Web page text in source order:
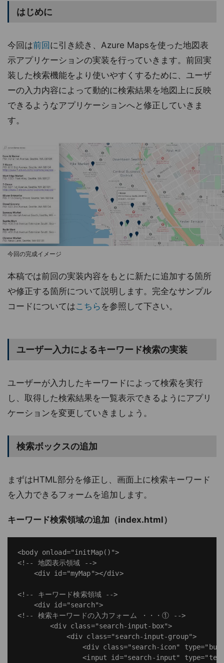
はじめに
今回は前回 に引き続き、Azure Mapsを使った地図表
示アプリケーションの実装を行っていきます。前回実
装した検索機能をより使いやすくするために、ユーザ
ーの入力内容によって動的に検索結果を地図上に反映
できるようなアプリケーションへと修正していきま
す。
今回の完成イメージ
本稿では前回の実装内容をもとに新たに追加する箇所
や修正する箇所について説明します。完全なサンプル
コードについてはこちら を参照して下さい。
ユーザー入力によるキーワード検索の実装
ユーザーが入力したキーワードによって検索を実行
し、取得した検索結果を一覧表示できるようにアプリ
ケーションを変更していきましょう。
検索ボックスの追加
まずはHTML部分を修正し、画面上に検索キーワード
を入力できるフォームを追加します。
キーワード検索領域の追加（index.html）
<body onload="initMap()">
<!-- 地図表示領域 -->
    <div id="myMap"></div>
<!-- キーワード検索領域 -->
    <div id="search">
<!-- 検索キーワードの入力フォーム ・・・① -->
        <div class="search-input-box">
            <div class="search-input-group">
<div class="search-icon"
<input id="search-input"